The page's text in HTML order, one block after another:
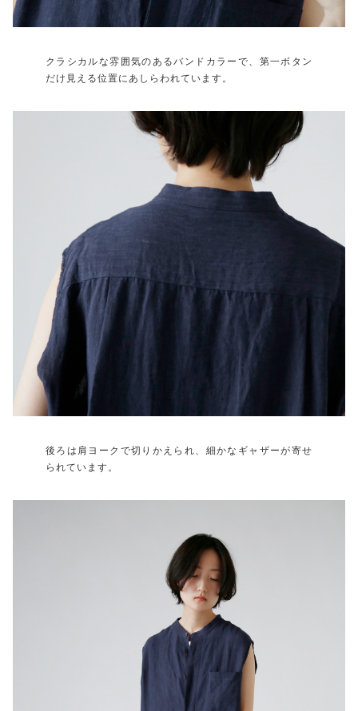
クラシカルな雰囲気のあるバンドカラーで、第一ボタン
だけ見える位置にあしらわれています。
後ろは肩ヨークで切りかえられ、細かなギャザーが寄せ
られています。